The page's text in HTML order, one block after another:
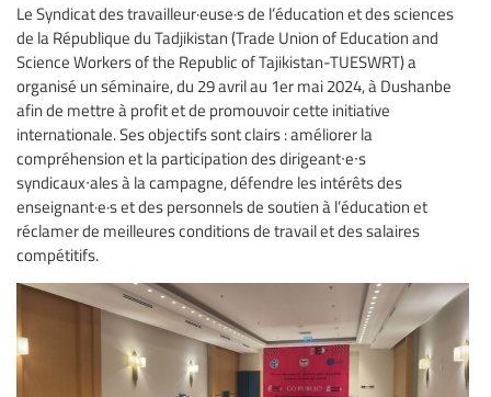
Le Syndicat des travailleur·euse·s de l’éducation et des sciences
de la République du Tadjikistan (Trade Union of Education and
Science Workers of the Republic of Tajikistan-TUESWRT) a
organisé un séminaire, du 29 avril au 1er mai 2024, à Dushanbe
afin de mettre à profit et de promouvoir cette initiative
internationale. Ses objectifs sont clairs : améliorer la
compréhension et la participation des dirigeant∙e∙s
syndicaux∙ales à la campagne, défendre les intérêts des
enseignant·e·s et des personnels de soutien à l’éducation et
réclamer de meilleures conditions de travail et des salaires
compétitifs.